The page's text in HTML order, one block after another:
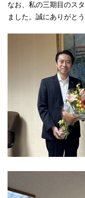
なお、私の三期目のス
ました。誠にありがと